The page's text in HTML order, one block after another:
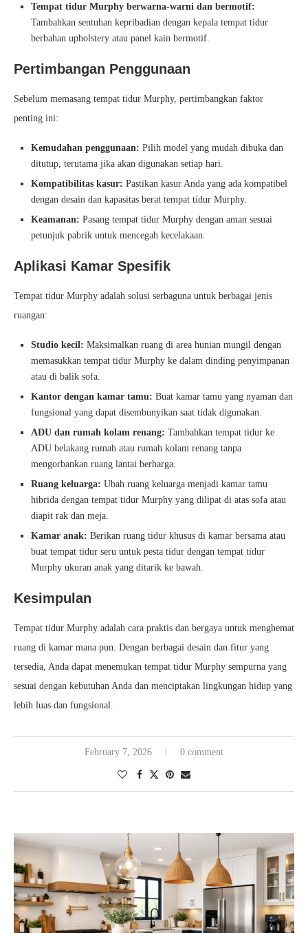
Tempat tidur Murphy berwarna-warni dan bermotif:
Tambahkan sentuhan kepribadian dengan kepala tempat tidur
berbahan upholstery atau panel kain bermotif.
Pertimbangan Penggunaan
Sebelum memasang tempat tidur Murphy, pertimbangkan faktor
penting ini:
Kemudahan penggunaan: Pilih model yang mudah dibuka dan
ditutup, terutama jika akan digunakan setiap hari.
Kompatibilitas kasur: Pastikan kasur Anda yang ada kompatibel
dengan desain dan kapasitas berat tempat tidur Murphy.
Keamanan: Pasang tempat tidur Murphy dengan aman sesuai
petunjuk pabrik untuk mencegah kecelakaan.
Aplikasi Kamar Spesifik
Tempat tidur Murphy adalah solusi serbaguna untuk berbagai jenis
ruangan:
Studio kecil: Maksimalkan ruang di area hunian mungil dengan
memasukkan tempat tidur Murphy ke dalam dinding penyimpanan
atau di balik sofa.
Kantor dengan kamar tamu: Buat kamar tamu yang nyaman dan
fungsional yang dapat disembunyikan saat tidak digunakan.
ADU dan rumah kolam renang: Tambahkan tempat tidur ke
ADU belakang rumah atau rumah kolam renang tanpa
mengorbankan ruang lantai berharga.
Ruang keluarga: Ubah ruang keluarga menjadi kamar tamu
hibrida dengan tempat tidur Murphy yang dilipat di atas sofa atau
diapit rak dan meja.
Kamar anak: Berikan ruang tidur khusus di kamar bersama atau
buat tempat tidur seru untuk pesta tidur dengan tempat tidur
Murphy ukuran anak yang ditarik ke bawah.
Kesimpulan
Tempat tidur Murphy adalah cara praktis dan bergaya untuk menghemat
ruang di kamar mana pun. Dengan berbagai desain dan fitur yang
tersedia, Anda dapat menemukan tempat tidur Murphy sempurna yang
sesuai dengan kebutuhan Anda dan menciptakan lingkungan hidup yang
lebih luas dan fungsional.
February 7, 2026 0 comment